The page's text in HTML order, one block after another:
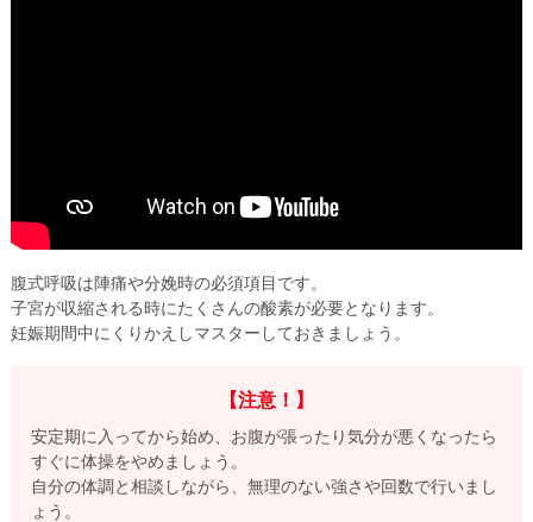
腹式呼吸は陣痛や分娩時の必須項目です。
子宮が収縮される時にたくさんの酸素が必要となります。
妊娠期間中にくりかえしマスターしておきましょう。
【注意！】
安定期に入ってから始め、お腹が張ったり気分が悪くなったら
すぐに体操をやめましょう。
自分の体調と相談しながら、無理のない強さや回数で行いまし
ょう。